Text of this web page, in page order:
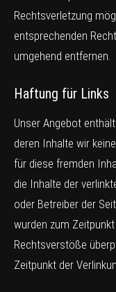
Rechtsverletzung
entsprechenden
umgehend entfernen.
Haftung für Links
Unser Angebot
deren Inhalte wir
für diese fremden
die Inhalte der
oder Betreiber der
wurden zum
Rechtsverstöße
Zeitpunkt der